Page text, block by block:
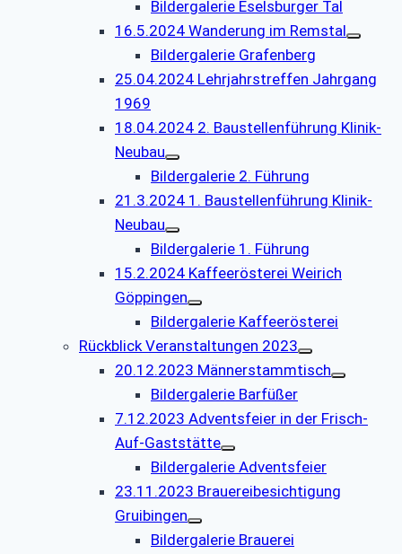
Bildergalerie Eselsburger Tal
16.5.2024 Wanderung im Remstal
Bildergalerie Grafenberg
25.04.2024 Lehrjahrstreffen Jahrgang
1969
18.04.2024 2. Baustellenführung Klinik-
Neubau
Bildergalerie 2. Führung
21.3.2024 1. Baustellenführung Klinik-
Neubau
Bildergalerie 1. Führung
15.2.2024 Kaffeerösterei Weirich
Göppingen
Bildergalerie Kaffeerösterei
Rückblick Veranstaltungen 2023
20.12.2023 Männerstammtisch
Bildergalerie Barfüßer
7.12.2023 Adventsfeier in der Frisch-
Auf-Gaststätte
Bildergalerie Adventsfeier
23.11.2023 Brauereibesichtigung
Gruibingen
Bildergalerie Brauerei